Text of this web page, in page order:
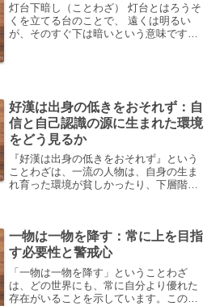
灯台下暗し（ことわざ） 灯台とはろうそ
くを立てる台のことで、 遠くは明るい
が、そのすぐ下は暗いという意味です。
好漢は出身の低きをおそれず：自
信と自己認識の源に生まれた環境
をどう見るか
『好漢は出身の低きをおそれず』という
ことわざは、一流の人物は、自身の生ま
れ育った環境が貧しかったり、下層階級
長できたかに誇りを感じるこ...
一物は一物を降す：常に上を目指
す必要性と警戒心
「一物は一物を降す」ということわざ
は、どの世界にも、常に自分より優れた
存在がいることを示しています。この表